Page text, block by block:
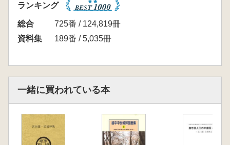
ランキング
総合
725番 / 124,819冊
資料集
189番 / 5,035冊
一緒に買われている本